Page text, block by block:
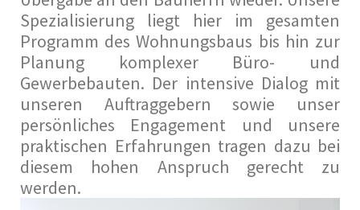
Spezialisierung liegt hier im gesamten
Programm des Wohnungsbaus bis hin zur
Planung komplexer Büro- und
Gewerbebauten. Der intensive Dialog mit
unseren Auftraggebern sowie unser
persönliches Engagement und unsere
praktischen Erfahrungen tragen dazu bei
diesem hohen Anspruch gerecht zu
werden.